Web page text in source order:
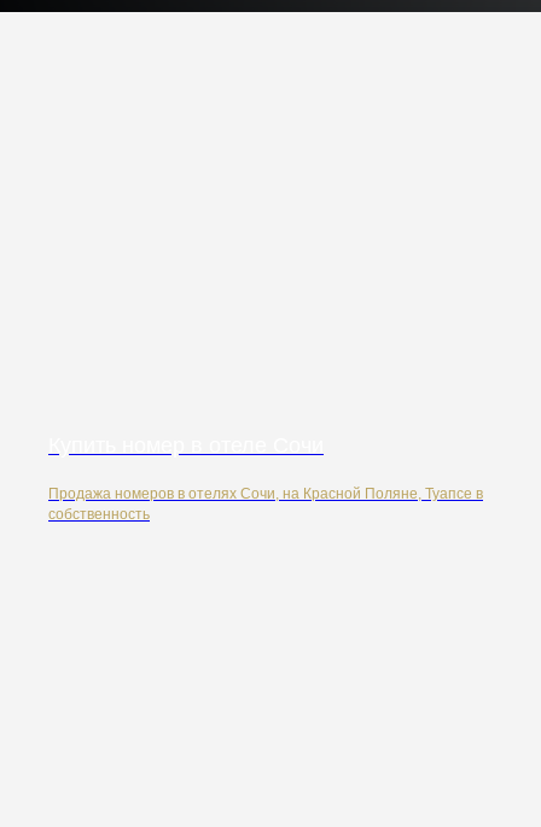
Продажа номеров в отелях Сочи, на Красной Поляне, Туапсе в
собственность